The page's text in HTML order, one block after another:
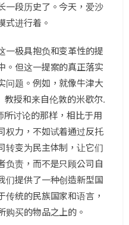
一段历史了。今天，爱沙
式进行着。
一极具抱负和变革性的提
。但这一提案的真正落实
问题。例如，就像牛津大
授和来自伦敦的米歇尔.
讨论的那样，相比于用
权力，不如试着通过反托
转变为民主体制，让它们
负责，而不是只顾公司自
们提供了一种创造新型国
统的民族国家和语言，
购买的物品之上的。